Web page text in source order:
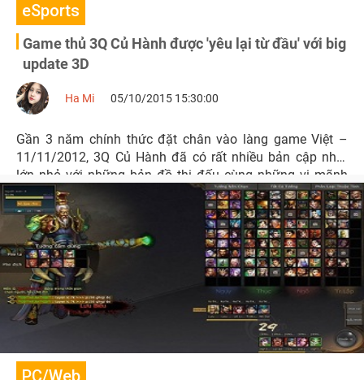
eSports
Game thủ 3Q Củ Hành được 'yêu lại từ đầu' với big
update 3D
Ha Mi 05/10/2015 15:30:00
Gần 3 năm chính thức đặt chân vào làng game Việt –
11/11/2012, 3Q Củ Hành đã có rất nhiều bản cập nhật
lớn nhỏ với những bản đồ thi đấu cùng những vị mãnh
tướng đã dần dần chiếm được cảm tình với người hâm
mộ MOBA và khẳng định được vị thế trên thị trường hiện
nay.
PC/Web